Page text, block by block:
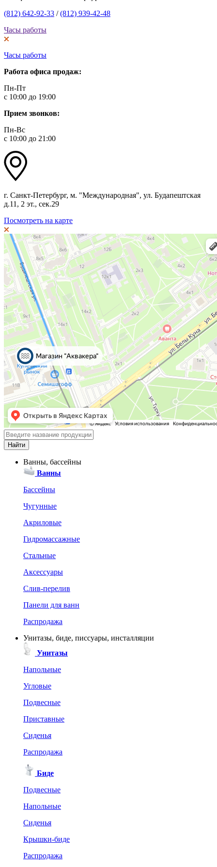
(812) 642-92-33 /(812) 939-42-48
Часы работы
Часы работы
Работа офиса продаж:
Пн-Пт
с 10:00 до 19:00
Прием звонков:
Пн-Вс
с 10:00 до 21:00
г. Санкт-Петербург, м. "Международная", ул. Будапештская
д.11, 2 эт., сек.29
Посмотреть на карте
Ванны, бассейны
Ванны
Бассейны
Чугунные
Акриловые
Гидромассажные
Стальные
Аксессуары
Слив-перелив
Панели для ванн
Распродажа
Унитазы, биде, писсуары, инсталляции
Унитазы
Напольные
Угловые
Подвесные
Приставные
Сиденья
Распродажа
Биде
Подвесные
Напольные
Сиденья
Крышки-биде
Распродажа